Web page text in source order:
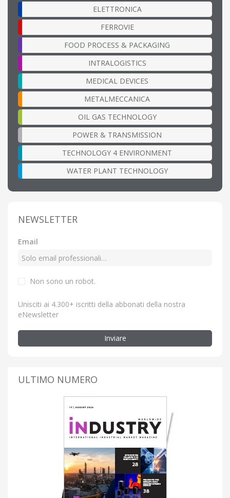
ELETTRONICA
FERROVIE
FOOD PROCESS & PACKAGING
INTRALOGISTICS
MEDICAL DEVICES
METALMECCANICA
OIL GAS TECHNOLOGY
POWER & TRANSMISSION
TECHNOLOGY 4 ENVIRONMENT
WATER PLANT TECHNOLOGY
NEWSLETTER
Email
Non sono un robot.
Unisciti ai 4.300+ iscritti della abbonati della nostra
eNewsletter
Inviare
ULTIMO NUMERO